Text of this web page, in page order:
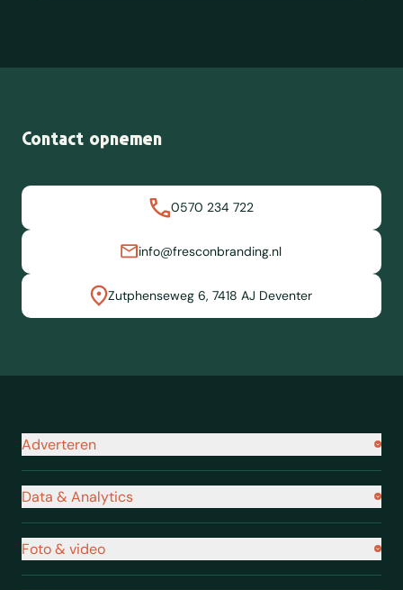
Contact opnemen
0570 234 722
info@fresconbranding.nl
Zutphenseweg 6, 7418 AJ Deventer
Navigatie footer
Adverteren
Data & Analytics
Foto & video